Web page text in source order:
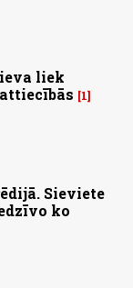
liek
1
Sieviete
ko